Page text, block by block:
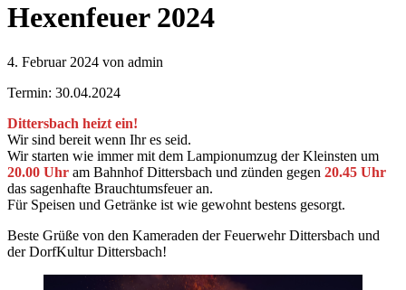
Hexenfeuer 2024
4. Februar 2024 von admin
Termin: 30.04.2024
Dittersbach heizt ein!
Wir sind bereit wenn Ihr es seid.
Wir starten wie immer mit dem Lampionumzug der Kleinsten um
20.00 Uhr am Bahnhof Dittersbach und zünden gegen 20.45 Uhr
das sagenhafte Brauchtumsfeuer an.
Für Speisen und Getränke ist wie gewohnt bestens gesorgt.
Beste Grüße von den Kameraden der Feuerwehr Dittersbach und
der DorfKultur Dittersbach!